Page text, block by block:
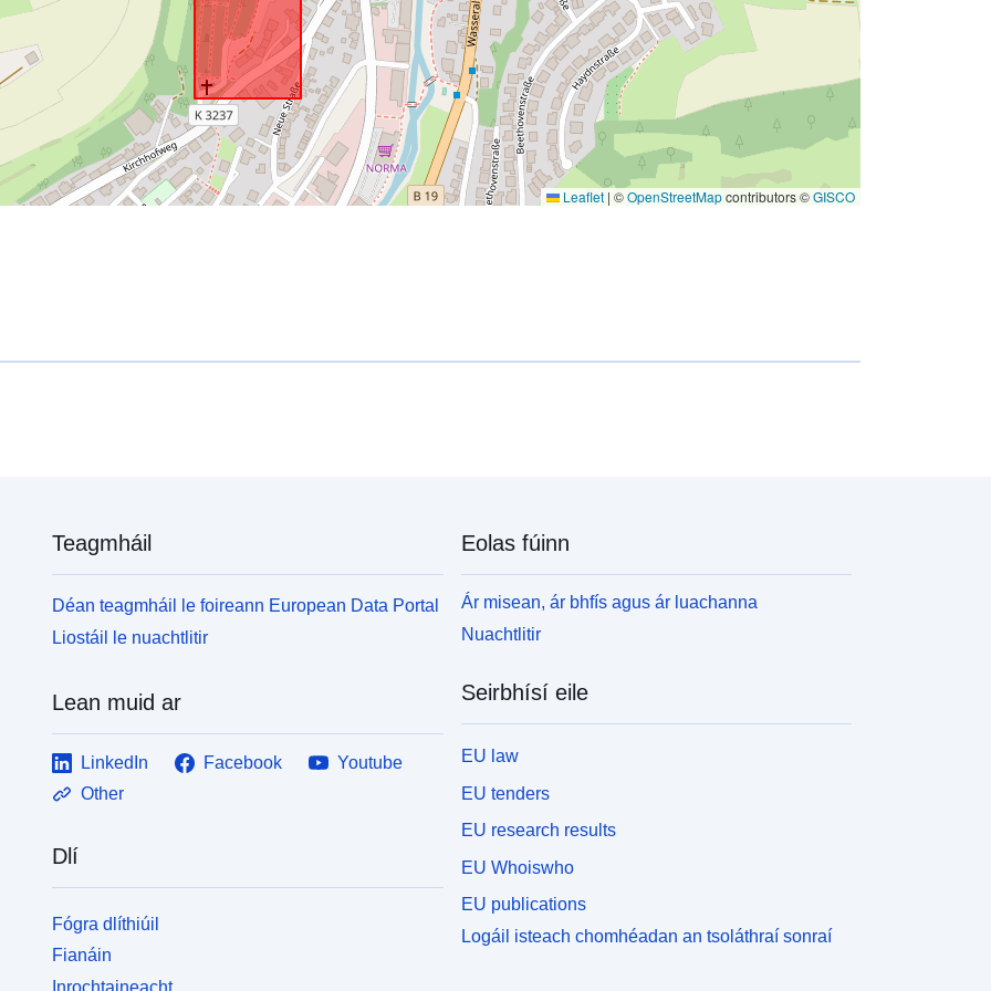
Leaflet | ©OpenStreetMapcontributors ©GISCO
Teagmháil
Déan teagmháil le foireann European Data Portal
Liostáil le nuachtlitir
Lean muid ar
LinkedIn Facebook
Youtube
Other
Dlí
Fógra dlíthiúil
Fianáin
Inrochtaineacht
Eolas fúinn
Ár misean, ár bhfís agus ár luachanna
Nuachtlitir
Seirbhísí eile
EU law
EU tenders
EU research results
EU Whoiswho
EU publications
Logáil isteach chomhéadan an tsoláthraí sonraí